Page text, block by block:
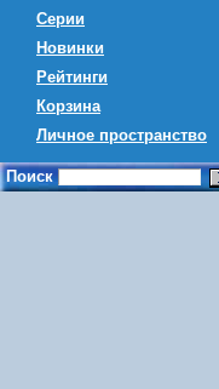
Серии
Новинки
Рейтинги
Корзина
Личное пространство
Поиск